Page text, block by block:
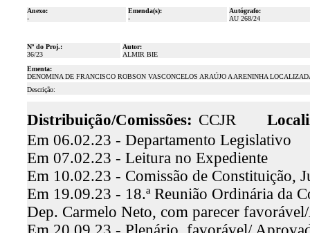
Anexo:
-
Emenda(s):
-
Autógrafo:
AU 268/24
Nº do Proj.:
36/23
Autor:
ALMIR BIE
Ementa:
DENOMINA DE FRANCISCO ROBSON VASCONCELOS ARAÚJO A ARENINHA
Descrição:
Distribuição/Comissões: CCJR
Em 06.02.23 - Departamento Legislativo
Em 07.02.23 - Leitura no Expediente
Em 10.02.23 - Comissão de Constituição,
Em 19.09.23 - 18.ª Reunião Ordinária da
Dep. Carmelo Neto, com parecer